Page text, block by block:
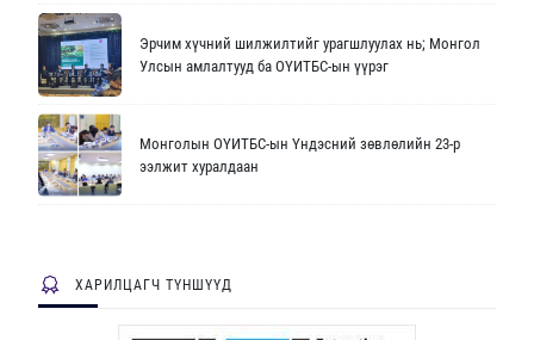
Эрчим хүчний шилжилтийг урагшлуулах нь; Монгол
Улсын амлалтууд ба ОҮИТБС-ын үүрэг
Монголын ОҮИТБС-ын Үндэсний зөвлөлийн 23-р
ээлжит хуралдаан
ХАРИЛЦАГЧ ТҮНШҮҮД